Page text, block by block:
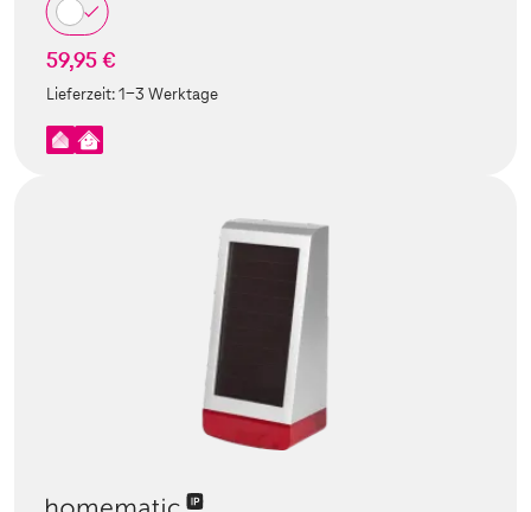
59,95 €
Lieferzeit:1-3 Werktage